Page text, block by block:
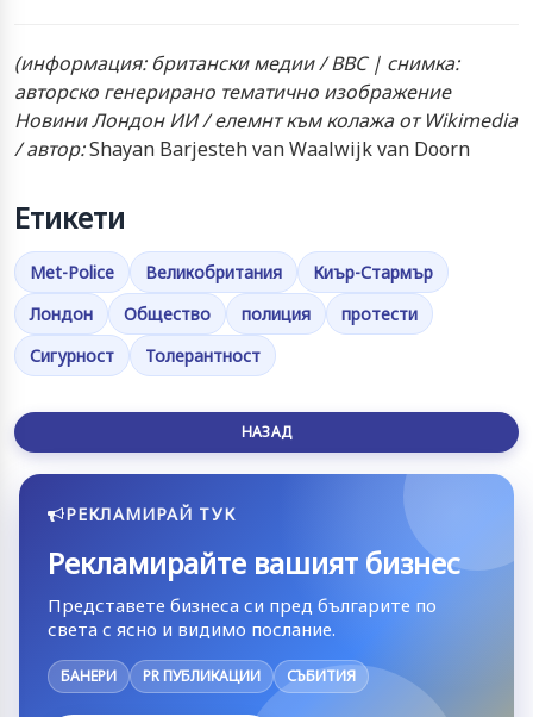
(информация: британски медии / BBC | снимка:
авторско генерирано тематично изображение
Новини Лондон ИИ / елемнт към колажа от Wikimedia
/ автор:Shayan Barjesteh van Waalwijk van Doorn
Етикети
Met-Police Великобритания
Киър-Стармър
Лондон
Общество полиция
протести
Сигурност
Толерантност
НАЗАД
РЕКЛАМИРАЙ ТУК
Рекламирайте вашият бизнес
Представете бизнеса си пред българите по
света с ясно и видимо послание.
БАНЕРИ PR ПУБЛИКАЦИИ СЪБИТИЯ